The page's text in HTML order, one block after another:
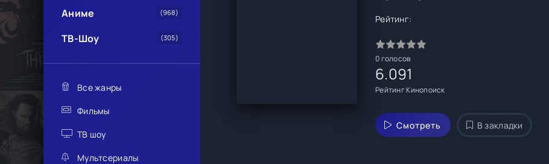
Аниме (968)
ТВ-Шоу (305)
Все жанры
Фильмы
ТВ шоу
Мультсериалы
Рейтинг:
0голосов
6.091
Рейтинг Кинопоиск
Смотреть В закладки